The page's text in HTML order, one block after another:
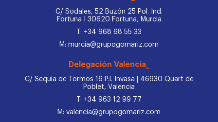
C/ Sodales, 52 Buzón 25 Pol. Ind.
Fortuna I 30620 Fortuna, Murcia
T: +34 968 68 55 33
M: murcia@grupogomariz.com
Delegación Valencia_
C/ Sequia de Tormos 16 P.I. Invasa | 46930 Quart de
Poblet, Valencia
T: +34 963 12 99 77
M: valencia@grupogomariz.com